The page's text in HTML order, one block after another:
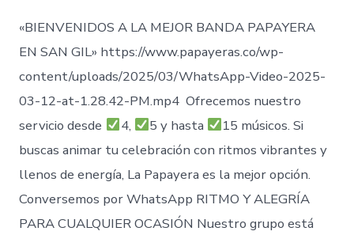
«BIENVENIDOS A LA MEJOR BANDA PAPAYERA
EN SAN GIL» https://www.papayeras.co/wp-
content/uploads/2025/03/WhatsApp-Video-2025-
03-12-at-1.28.42-PM.mp4 Ofrecemos nuestro
servicio desde
4, 5 y hasta
15 músicos. Si
buscas animar tu celebración con ritmos vibrantes y
llenos de energía, La Papayera es la mejor opción.
Conversemos por WhatsApp RITMO Y ALEGRÍA
PARA CUALQUIER OCASIÓN Nuestro grupo está